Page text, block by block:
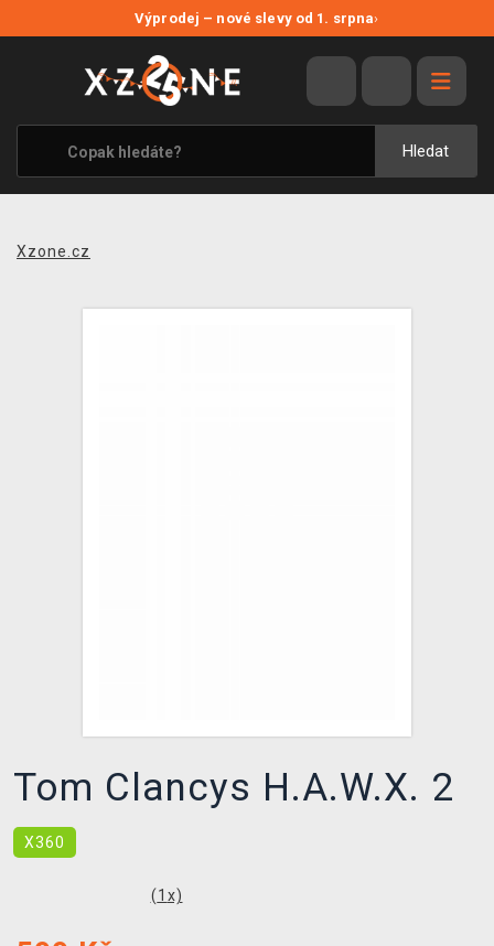
Výprodej – nové slevy od 1. srpna›
Hledat
VÝPRODEJ
VIDEOHRY
XZONE ORIGINALS
TÉMATIKY
Xzone.cz
Tom Clancys H.A.W.X. 2
X360
(1 x)